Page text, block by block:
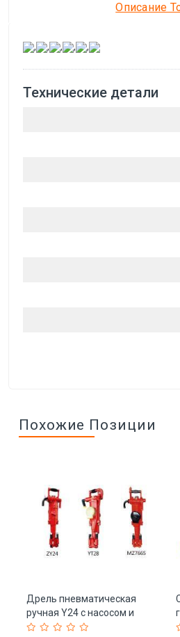
Описание
, , , , ,
Технические детали
Похожие Позиции
Дрель пневматическая
ручная Y24 с насосом и
воздушной опорой (арт. 25-